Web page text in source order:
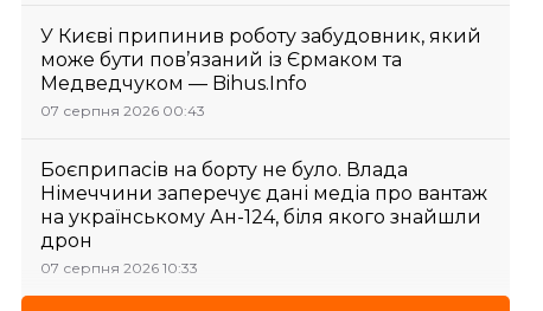
У Києві припинив роботу забудовник, який
може бути пов’язаний із Єрмаком та
Медведчуком — Bihus.Info
07 серпня 2026 00:43
Боєприпасів на борту не було. Влада
Німеччини заперечує дані медіа про вантаж
на українському Ан-124, біля якого знайшли
дрон
07 серпня 2026 10:33